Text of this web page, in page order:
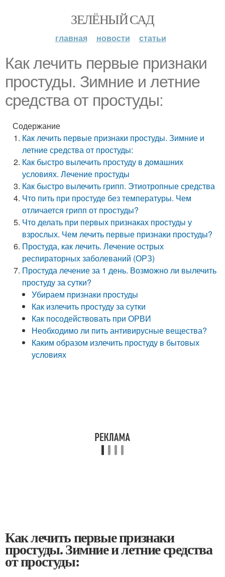
ЗЕЛЁНЫЙ САД
главная новости статьи
Как лечить первые признаки
простуды. Зимние и летние
средства от простуды:
Содержание
Как лечить первые признаки простуды. Зимние и
летние средства от простуды:
Как быстро вылечить простуду в домашних
условиях. Лечение простуды
Как быстро вылечить грипп. Этиотропные средства
Что пить при простуде без температуры. Чем
отличается грипп от простуды?
Что делать при первых признаках простуды у
взрослых. Чем лечить первые признаки простуды?
Простуда, как лечить. Лечение острых
респираторных заболеваний (ОРЗ)
Простуда лечение за 1 день. Возможно ли вылечить
простуду за сутки?
Убираем признаки простуды
Как излечить простуду за сутки
Как посодействовать при ОРВИ
Необходимо ли пить антивирусные вещества?
Каким образом излечить простуду в бытовых
условиях
Как лечить первые признаки
простуды. Зимние и летние средства
от простуды: